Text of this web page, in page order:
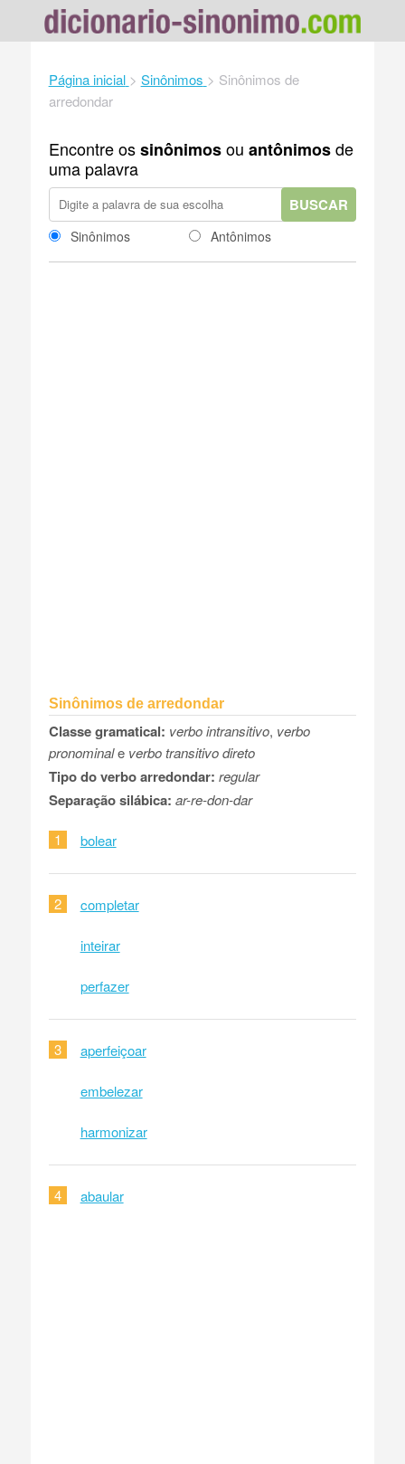
Página inicial > Sinônimos > Sinônimos de
arredondar
Encontre ossinônimosou antônimosde
uma palavra
BUSCAR
Sinônimos Antônimos
Sinônimos de arredondar
Classe gramatical: verbo intransitivo, verbo
pronominale verbo transitivo direto
Tipo do verbo arredondar: regular
Separação silábica: ar-re-don-dar
1 bolear
2 completar
inteirar
perfazer
3 aperfeiçoar
embelezar
harmonizar
4 abaular